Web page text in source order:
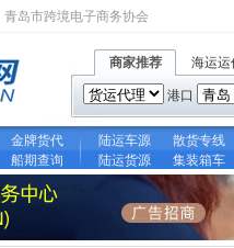
青岛市跨境电子商务协会
商家推荐 海运运
港口
金牌货代 陆运车源
散货专线
船期查询 陆运货源 集装箱车